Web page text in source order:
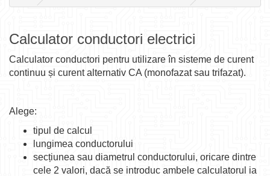
Calculator conductori electrici
Calculator conductori pentru utilizare în sisteme de curent
continuu și curent alternativ CA (monofazat sau trifazat).
Alege:
tipul de calcul
lungimea conductorului
secțiunea sau diametrul conductorului, oricare dintre
cele 2 valori, dacă se introduc ambele calculatorul ia